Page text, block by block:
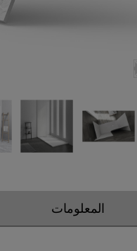
المعلومات